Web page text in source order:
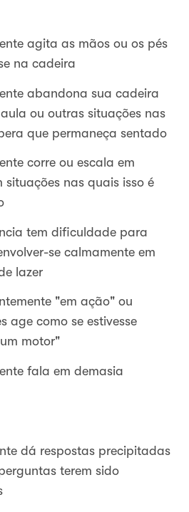
agita as mãos ou os pés
na cadeira
abandona sua cadeira
ou outras situações nas
que permaneça sentado
corre ou escala em
situações nas quais isso é
tem dificuldade para
se calmamente em
lazer
"em ação" ou
age como se estivesse
motor"
fala em demasia
dá respostas precipitadas
terem sido